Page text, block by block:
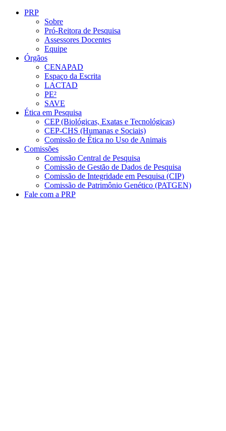
Conteúdo principal
PRP
Sobre
Pró-Reitora de Pesquisa
Assessores Docentes
Equipe
Órgãos
CENAPAD
Espaço da Escrita
LACTAD
PE²
SAVE
Ética em Pesquisa
CEP (Biológicas, Exatas e Tecnológicas)
CEP-CHS (Humanas e Sociais)
Comissão de Ética no Uso de Animais
Comissões
Comissão Central de Pesquisa
Comissão de Gestão de Dados de Pesquisa
Comissão de Integridade em Pesquisa (CIP)
Comissão de Patrimônio Genético (PATGEN)
Fale com a PRP